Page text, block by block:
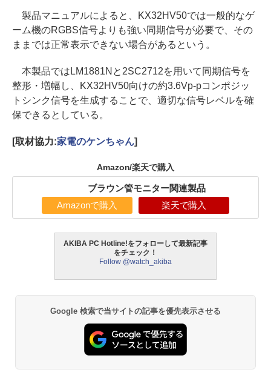
製品マニュアルによると、KX32HV50では一般的なゲ
ーム機のRGBS信号よりも強い同期信号が必要で、その
ままでは正常表示できない場合があるという。
本製品ではLM1881Nと2SC2712を用いて同期信号を
整形・増幅し、KX32HV50向けの約3.6Vp-pコンポジッ
トシンク信号を生成することで、適切な信号レベルを確
保できるとしている。
[取材協力:家電のケンちゃん]
Amazon/楽天で購入
ブラウン管モニター関連製品
Amazonで購入 楽天で購入
AKIBA PC Hotline!をフォローして最新記事
をチェック！
Follow @watch_akiba
Google 検索で当サイトの記事を優先表示させる